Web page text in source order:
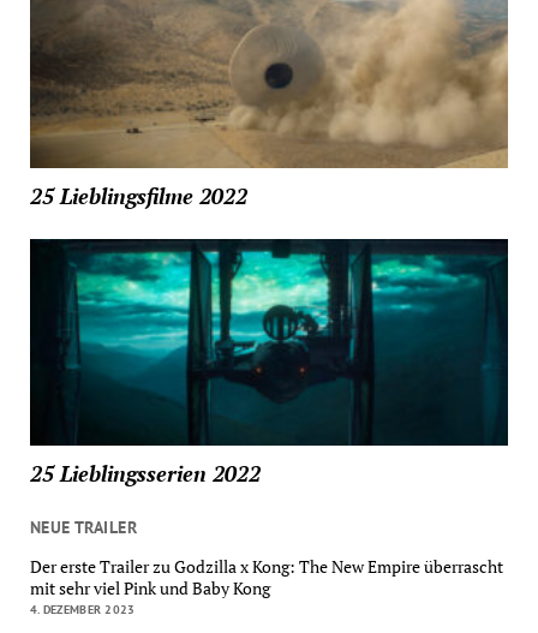
25 Lieblingsfilme 2022
25 Lieblingsserien 2022
NEUE TRAILER
Der erste Trailer zu Godzilla x Kong: The New Empire überrascht
mit sehr viel Pink und Baby Kong
4. DEZEMBER 2023